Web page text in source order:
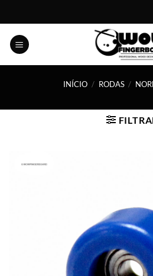
to
content
INÍCIO / RODAS /